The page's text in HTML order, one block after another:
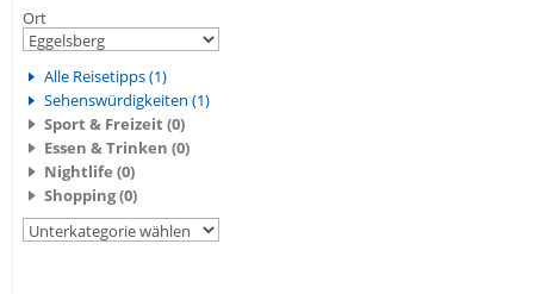
Ort
Alle Reisetipps (1)
Sehenswürdigkeiten (1)
Sport & Freizeit (0)
Essen & Trinken (0)
Nightlife (0)
Shopping (0)